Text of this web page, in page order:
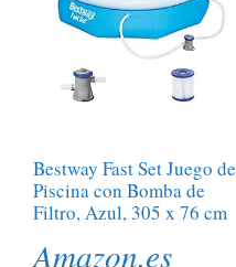
Bestway Fast Set Juego de
Piscina con Bomba de
Filtro, Azul, 305 x 76 cm
Amazon.es